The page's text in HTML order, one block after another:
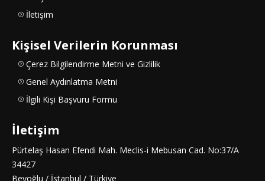
İletişim
Kişisel Verilerin Korunması
Çerez Bilgilendirme Metni ve Gizlilik
Genel Aydınlatma Metni
İlgili Kişi Başvuru Formu
İletişim
Pürtelaş Hasan Efendi Mah. Meclis-i Mebusan Cad. No:37/A
34427
Beyoğlu / İstanbul / Türkiye